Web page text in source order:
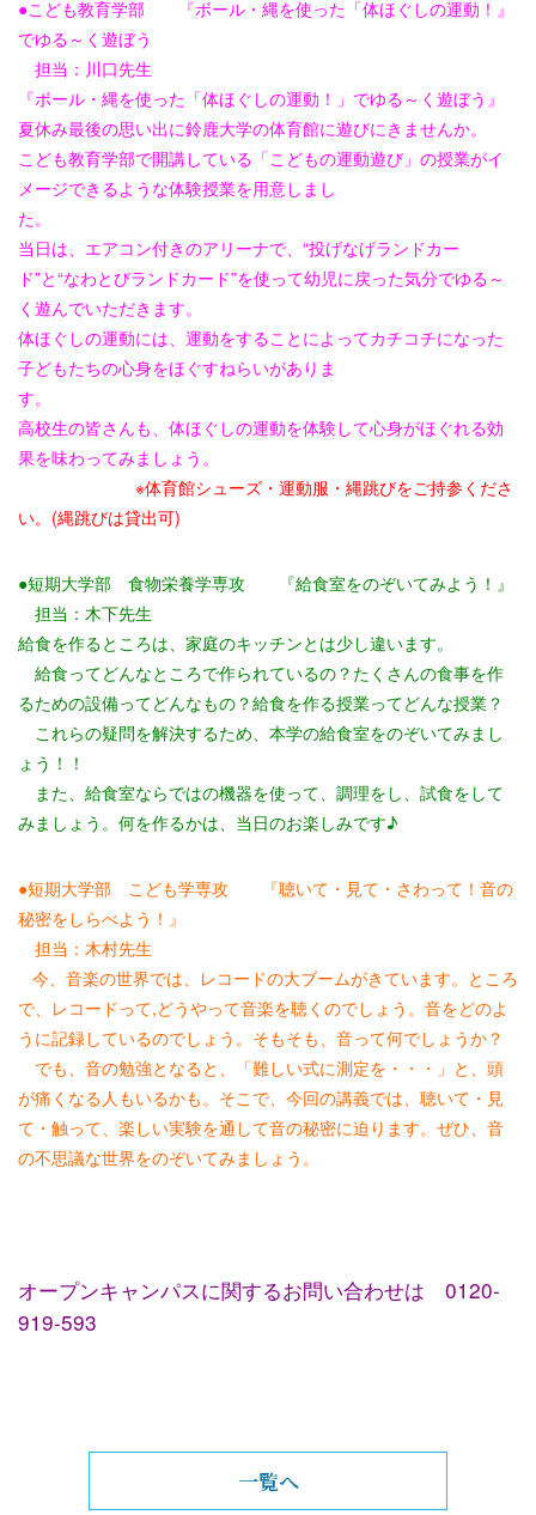
●こども教育学部
『ボール・縄を使った「体ほぐしの運動！』
でゆる～く遊ぼう
担当：川口先生
『ボール・縄を使った「体ほぐしの運動！」でゆる～く遊ぼう』
夏休み最後の思い出に鈴鹿大学の体育館に遊びにきませんか。
こども教育学部で開講している「こどもの運動遊び」の授業がイ
メージできるような体験授業を用意しまし
た
当日は、エアコン付きのアリーナで、“投げなげランドカー
ド”と“なわとびランドカード”を使って幼児に戻った気分でゆる～
く遊んでいただきます。
体ほぐしの運動には、運動をすることによってカチコチになった
子どもたちの心身をほぐすねらいがありま
す
高校生の皆さんも、体ほぐしの運動を体験して心身がほぐれる効
果を味わってみましょう。
※体育館シューズ・運動服・縄跳びをご持参くださ
い。(縄跳びは貸出可)
●短期大学部 食物栄養学専攻 『給食室をのぞいてみよう！』
担当：木下先生
給食を作るところは、家庭のキッチンとは少し違います。
給食ってどんなところで作られているの？たくさんの食事を作
るための設備ってどんなもの？給食を作る授業ってどんな授業？
これらの疑問を解決するため、本学の給食室をのぞいてみまし
ょう！！
また、給食室ならではの機器を使って、調理をし、試食をして
みましょう。何を作るかは、当日のお楽しみです♪
●短期大学部 こども学専攻 『聴いて・見て・さわって！音の
秘密をしらべよう！』
担当：木村先生
今、音楽の世界では、レコードの大ブームがきています。ところ
で、レコードって,どうやって音楽を聴くのでしょう。音をどのよ
うに記録しているのでしょう。そもそも、音って何でしょうか？
でも、音の勉強となると、「難しい式に測定を・・・」と、頭
が痛くなる人もいるかも。そこで、今回の講義では、聴いて・見
て・触って、楽しい実験を通して音の秘密に迫ります。ぜひ、音
の不思議な世界をのぞいてみましょう。
オープンキャンパスに関するお問い合わせは 0120-
919-593
一覧へ